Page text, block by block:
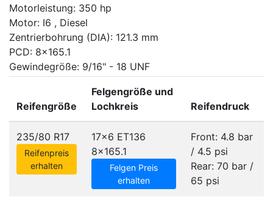
Motorleistung: 350 hp
Motor: I6 , Diesel
Zentrierbohrung (DIA): 121.3 mm
PCD: 8x165.1
Gewindegröße: 9/16" - 18 UNF
Reifengröße
Felgengröße und
Lochkreis
Reifendruck
235/80 R17
Reifenpreis
erhalten
17x6 ET136
8x165.1
Felgen Preis
erhalten
Front: 4.8 bar
/ 4.5 psi
Rear: 70 bar /
65 psi